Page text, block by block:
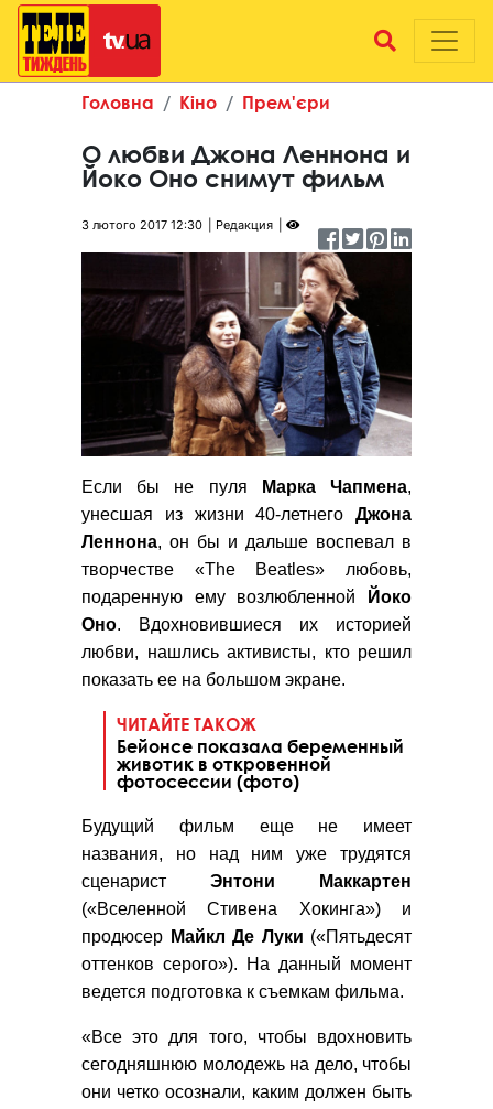
Головна Кіно Прем'єри
О любви Джона Леннона и
Йоко Оно снимут фильм
3 лютого 2017 12:30 Редакция
Если бы не пуля Марка Чапмена,
унесшая из жизни 40-летнего Джона
Леннона, он бы и дальше воспевал в
творчестве «The Beatles» любовь,
подаренную ему возлюбленной
Йоко
Оно. Вдохновившиеся их историей
любви, нашлись активисты, кто решил
показать ее на большом экране.
ЧИТАЙТЕ ТАКОЖ
Бейонсе показала беременный
животик в откровенной
фотосессии (фото)
Будущий фильм еще не имеет
названия, но над ним уже трудятся
сценарист Энтони Маккартен
(«Вселенной Стивена Хокинга») и
продюсер Майкл Де Луки («Пятьдесят
оттенков серого»). На данный момент
ведется подготовка к съемкам фильма.
«Все это для того, чтобы вдохновить
сегодняшнюю молодежь на дело, чтобы
они четко осознали, каким должен быть